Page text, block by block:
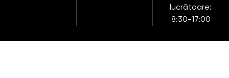
lucrătoare:
8:30-17:00